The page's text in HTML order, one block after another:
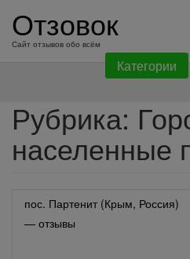
содержанию
Отзовок
Сайт отзывов обо всём
Категории
Рубрика:
населенные
пос. Партенит (Крым, Россия)
— отзывы